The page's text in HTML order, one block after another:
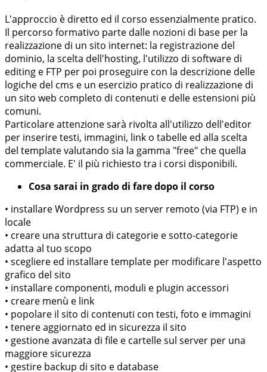
L'approccio è diretto ed il corso essenzialmente pratico.
Il percorso formativo parte dalle nozioni di base per la
realizzazione di un sito internet: la registrazione del
dominio, la scelta dell'hosting, l'utilizzo di software di
editing e FTP per poi proseguire con la descrizione delle
logiche del cms e un esercizio pratico di realizzazione di
un sito web completo di contenuti e delle estensioni più
comuni.
Particolare attenzione sarà rivolta all'utilizzo dell'editor
per inserire testi, immagini, link o tabelle ed alla scelta
del template valutando sia la gamma "free" che quella
commerciale. E' il più richiesto tra i corsi disponibili.
Cosa sarai in grado di fare dopo il corso
• installare Wordpress su un server remoto (via FTP) e in
locale
• creare una struttura di categorie e sotto-categorie
adatta al tuo scopo
• scegliere ed installare template per modificare l'aspetto
grafico del sito
• installare componenti, moduli e plugin accessori
• creare menù e link
• popolare il sito di contenuti con testi, foto e immagini
• tenere aggiornato ed in sicurezza il sito
• gestione avanzata di file e cartelle sul server per una
maggiore sicurezza
• gestire backup di sito e database